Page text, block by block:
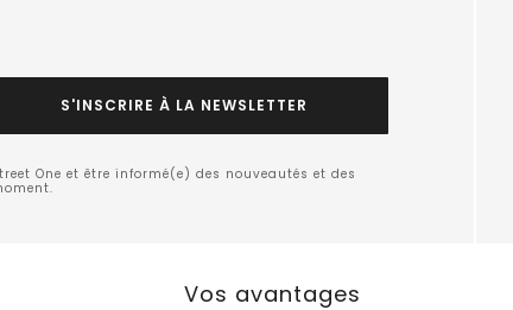
S'INSCRIRE À LA NEWSLETTER
One et être informé(e) des nouveautés et des
Vos avantages